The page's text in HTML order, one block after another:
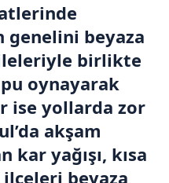
genelini beyaza
birlikte
oynayarak
ise yollarda zor
akşam
yağışı, kısa
ilçeleri beyaza